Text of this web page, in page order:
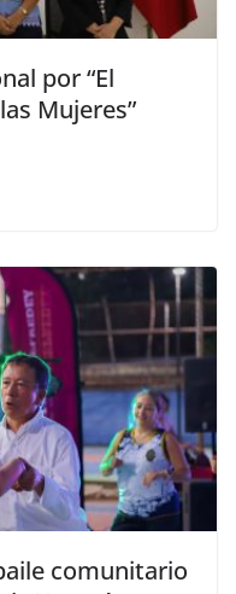
por “El
Mujeres”
comunitario